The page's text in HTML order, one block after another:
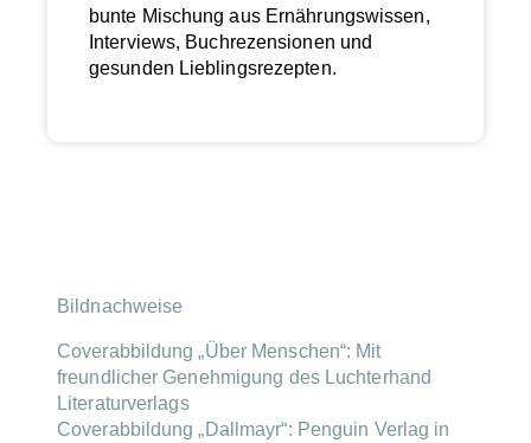
bunte Mischung aus Ernährungswissen,
Interviews, Buchrezensionen und
gesunden Lieblingsrezepten.
Bildnachweise
Coverabbildung „Über Menschen“: Mit
freundlicher Genehmigung des Luchterhand
Literaturverlags
Coverabbildung „Dallmayr“: Penguin Verlag in